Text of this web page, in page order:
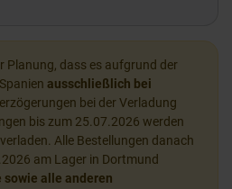
Planung, dass es aufgrund der
ausschließlich bei
bei der Verladung
bis zum 25.07.2026 werden
Alle Bestellungen danach
am Lager in Dortmund
alle anderen